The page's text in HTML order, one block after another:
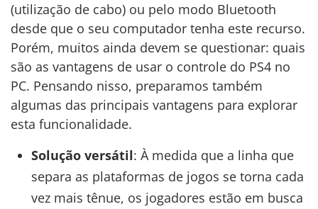
(utilização de cabo) ou pelo modo Bluetooth
desde que o seu computador tenha este recurso.
Porém, muitos ainda devem se questionar: quais
são as vantagens de usar o controle do PS4 no
PC. Pensando nisso, preparamos também
algumas das principais vantagens para explorar
esta funcionalidade.
Solução versátil: À medida que a linha que
separa as plataformas de jogos se torna cada
vez mais tênue, os jogadores estão em busca